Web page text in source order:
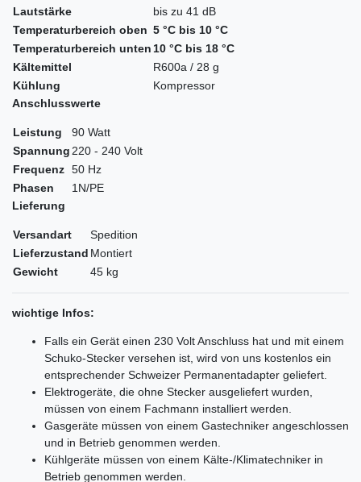
Lautstärke
bis zu 41 dB
Temperaturbereich oben 5 °C bis 10 °C
Temperaturbereich unten 10 °C bis 18 °C
Kältemittel
R600a / 28 g
Kühlung
Kompressor
Anschlusswerte
Leistung
90 Watt
Spannung 220 - 240 Volt
Frequenz 50 Hz
Phasen
1N/PE
Lieferung
Versandart
Spedition
Lieferzustand Montiert
Gewicht
45 kg
wichtige Infos:
Falls ein Gerät einen 230 Volt Anschluss hat und mit einem
Schuko-Stecker versehen ist, wird von uns kostenlos ein
entsprechender Schweizer Permanentadapter geliefert.
Elektrogeräte, die ohne Stecker ausgeliefert wurden,
müssen von einem Fachmann installiert werden.
Gasgeräte müssen von einem Gastechniker angeschlossen
und in Betrieb genommen werden.
Kühlgeräte müssen von einem Kälte-/Klimatechniker in
Betrieb genommen werden.